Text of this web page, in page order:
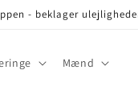
- beklager
Mænd